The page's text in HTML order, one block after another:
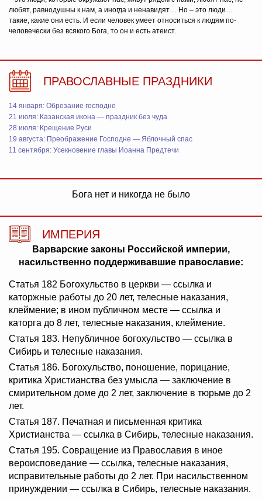
любят, равнодушны к нам, а иногда и ненавидят… Но – это люди…
такие, какие они есть. И если человек умеет относиться к людям по-
человечески без всякого Бога, то он и есть атеист.
ПРАВОСЛАВНЫЕ ПРАЗДНИКИ
14 января: Обрезание господне
21 июля: Казанская икона — праздник без чуда
28 июля: Крещение Руси
19 августа: Преображение Господне — Яблочный спас
11 сентября: Усекновение главы Иоанна Предтечи
Бога нет и никогда не было
ИМПЕРИЯ
Варварские законы Российской империи,
насильственно поддерживавшие православие:
Статья 182 Богохульство в церкви — ссылка и
каторжные работы до 20 лет, телесные наказания,
клеймение; в ином публичном месте — ссылка и
каторга до 8 лет, телесные наказания, клеймение.
Статья 183. Непубличное богохульство — ссылка в
Сибирь и телесные наказания.
Статья 186. Богохульство, поношение, порицание,
критика Христианства без умысла — заключение в
смирительном доме до 2 лет, заключение в тюрьме до 2
лет.
Статья 187. Печатная и письменная критика
Христианства — ссылка в Сибирь, телесные наказания.
Статья 195. Совращение из Православия в иное
вероисповедание — ссылка, телесные наказания,
исправительные работы до 2 лет. При насильственном
принуждении — ссылка в Сибирь, телесные наказания.